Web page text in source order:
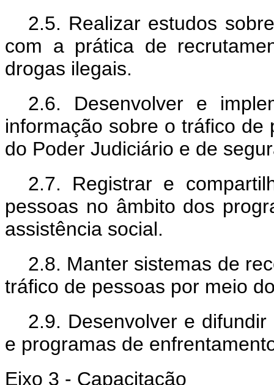
2.5. Realizar estudos
com a prática de
drogas ilegais.
2.6. Desenvolver e
informação sobre o tráfico
do Poder Judiciário e de
2.7. Registrar e
pessoas no âmbito dos
assistência social.
2.8. Manter sistemas de
tráfico de pessoas por meio
2.9. Desenvolver e
e programas de
Eixo 3 - Capacitação